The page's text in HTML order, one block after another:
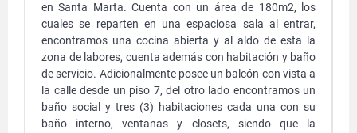
en Santa Marta. Cuenta con un área de 180m2, los
cuales se reparten en una espaciosa sala al entrar,
encontramos una cocina abierta y al aldo de esta la
zona de labores, cuenta además con habitación y baño
de servicio. Adicionalmente posee un balcón con vista a
la calle desde un piso 7, del otro lado encontramos un
baño social y tres (3) habitaciones cada una con su
baño interno, ventanas y closets, siendo que la